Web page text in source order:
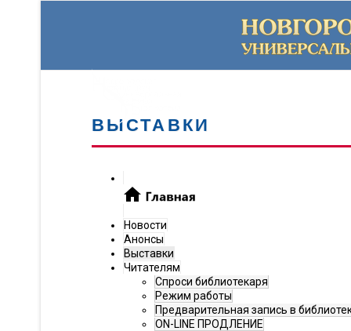
ВЫСТАВКИ
Новости
Анонсы
Выставки
Читателям
Спроси библиотекаря
Режим работы
Предварительная запись в
ON-LINE ПРОДЛЕНИЕ